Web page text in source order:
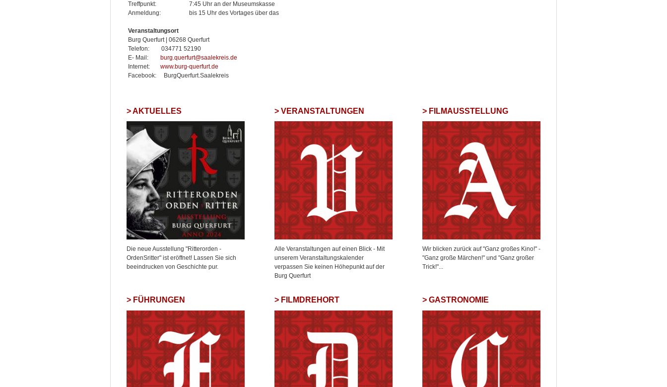
Treffpunkt: 7:45 Uhr an der Museumskasse
Anmeldung: bis 15 Uhr des Vortages über das
Veranstaltungsort
Burg Querfurt | 06268 Querfurt
Telefon: 034771 52190
E- Mail: burg.querfurt@saalekreis.de
Internet: www.burg-querfurt.de
Facebook: BurgQuerfurt.Saalekreis
AKTUELLES
Die neue Ausstellung "Ritterorden -
OrdenSritter" ist eröffnet! Lassen Sie sich
beeindrucken von Geschichte pur.
VERANSTALTUNGEN
Alle Veranstaltungen auf einen Blick - Mit
unserem Veranstaltungskalender
verpassen Sie keinen Höhepunkt auf der
Burg Querfurt
FILMAUSSTELLUNG
Wir blicken zurück auf "Ganz großes Kino!" -
"Ganz große Märchen!" und "Ganz großer
Trick!"...
FÜHRUNGEN FILMDREHORT GASTRONOMIE